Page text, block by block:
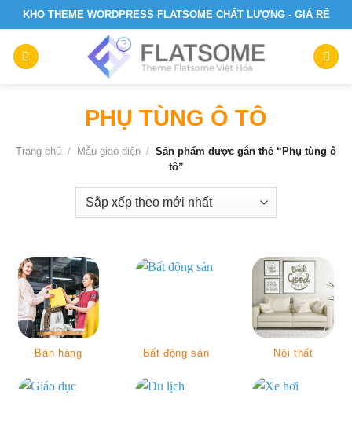
Skip
to
content
KHO THEME WORDPRESS FLATSOME CHẤT LƯỢNG - GIÁ RẺ
PHỤ TÙNG Ô TÔ
Trang chủ / Mẫu giao diện / Sản phẩm được gắn thẻ “Phụ tùng ô
tô”
Bán hàng Bất động sản Nội thất